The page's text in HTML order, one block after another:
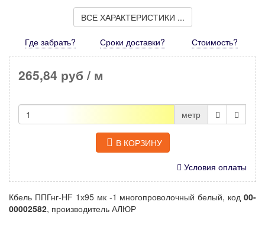
ВСЕ ХАРАКТЕРИСТИКИ ...
Где забрать? Сроки доставки? Стоимость?
265,84 руб / м
метр
В КОРЗИНУ
Условия оплаты
Кбель ППГнг-HF 1х95 мк -1 многопроволочный белый, код 00-
00002582, производитель АЛЮР